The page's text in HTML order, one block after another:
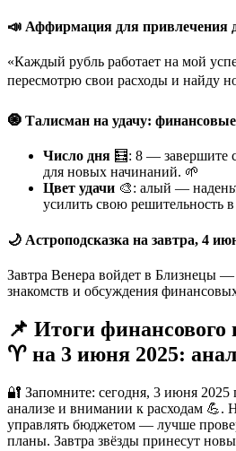
📣 Аффирмация для привлечения
«Каждый рубль работает на мой
пересмотрю свои расходы и найду
🧿 Талисман на удачу:
Число дня 🧮: 8 — завершите
для новых начинаний. 🌱
Цвет удачи 🎨: алый —
усилить свою решительность в
🌙 Астроподсказка на завтра, 4
Завтра Венера войдет в Близнецы
знакомств и обсуждения
📌 Итоги финансового
♈ на 3 июня 2025:
🔐 Запомните: сегодня, 3 июня
анализе и внимании к расходам 💪.
управлять бюджетом — лучше
планы. Завтра звёзды принесут